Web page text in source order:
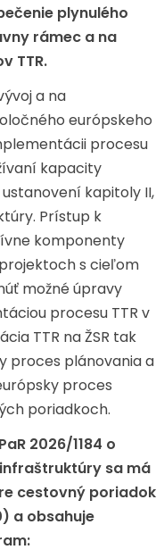
plynulého
rámec a na
TTR.
a na
európskeho
procesu
kapacity
kapitoly II,
Prístup k
komponenty
s cieľom
možné úpravy
procesu TTR v
TTR na ŽSR tak
proces plánovania a
proces
poriadkoch.
2026/1184 o
sa má
cestovný poriadok
a obsahuje